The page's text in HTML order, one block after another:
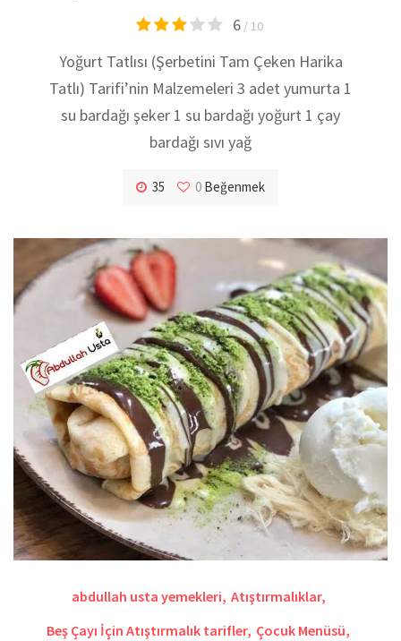
6/ 10
Yoğurt Tatlısı (Şerbetini Tam Çeken Harika
Tatlı) Tarifi’nin Malzemeleri 3 adet yumurta 1
su bardağı şeker 1 su bardağı yoğurt 1 çay
bardağı sıvı yağ
35 0 Beğenmek
abdullah usta yemekleri, Atıştırmalıklar,
Beş Çayı İçin Atıştırmalık tarifler, Çocuk Menüsü,